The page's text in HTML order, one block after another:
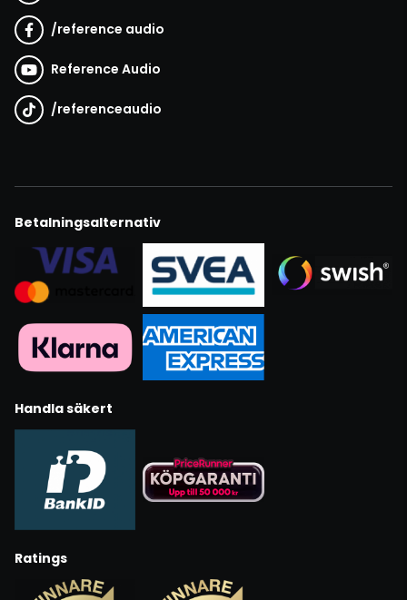
/reference audio
Reference Audio
/referenceaudio
Betalningsalternativ
Handla säkert
Ratings